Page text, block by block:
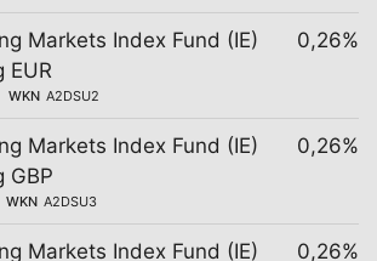
Markets Index Fund (IE)
EUR
WKN A2DSU2
0,26%
Markets Index Fund (IE)
GBP
WKN A2DSU3
0,26%
Markets Index Fund (IE)
0,26%